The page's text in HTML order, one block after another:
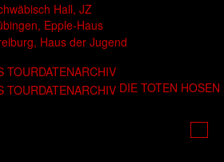
DIE TOTEN HOSEN
Hall, JZ
Epple-Haus
Haus der Jugend